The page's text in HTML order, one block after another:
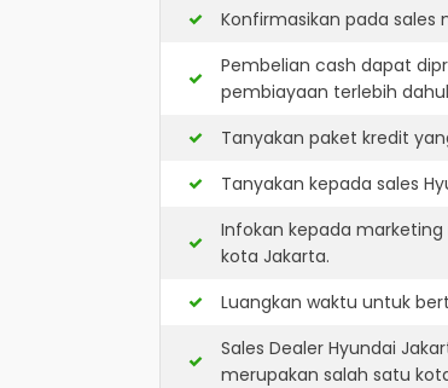
Konfirmasikan pada
Pembelian cash dapat
pembiayaan terlebih
Tanyakan paket kredit
Tanyakan kepada sales
Infokan kepada
kota Jakarta.
Luangkan waktu untuk
Sales Dealer Hyundai
merupakan salah satu